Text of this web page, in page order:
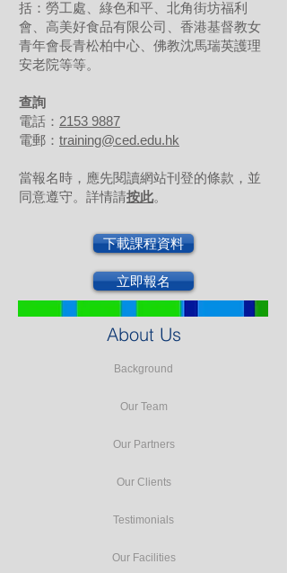
括：勞工處、綠色和平、北角街坊福利
會、高美好食品有限公司、香港基督教女
青年會長青松柏中心、佛教沈馬瑞英護理
安老院等等。
查詢
電話： 2153 9887
電郵： training@ced.edu.hk
當報名時，應先閱讀網站刊登的條款，並
同意遵守。詳情請按此。
下載課程資料
立即報名
About Us
Background
Our Team
Our Partners
Our Clients
Testimonials
Our Facilities